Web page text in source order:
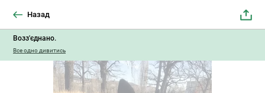
Возз'єднано.
Все одно дивитись
Назад